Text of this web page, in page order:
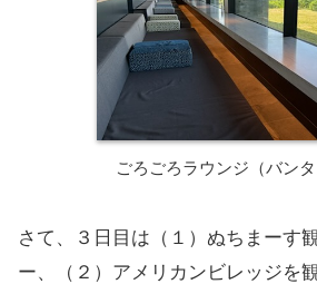
ごろごろラウンジ（バンタ
さて、３日目は（１）ぬちまーす
ー、（２）アメリカンビレッジを